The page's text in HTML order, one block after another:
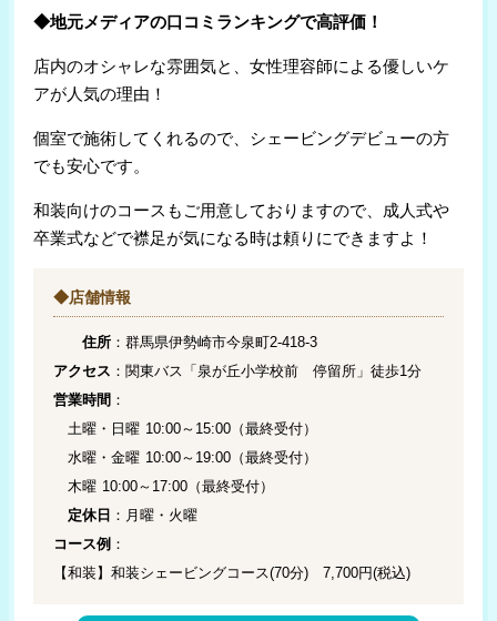
◆地元メディアの口コミランキングで高評価！
店内のオシャレな雰囲気と、女性理容師による優しいケ
アが人気の理由！
個室で施術してくれるので、シェービングデビューの方
でも安心です。
和装向けのコースもご用意しておりますので、成人式や
卒業式などで襟足が気になる時は頼りにできますよ！
◆店舗情報
住所 ：群馬県伊勢崎市今泉町2-418-3
アクセス ：関東バス「泉が丘小学校前 停留所」徒歩1分
営業時間 ：
土曜・日曜 10:00～15:00（最終受付）
水曜・金曜 10:00～19:00（最終受付）
木曜 10:00～17:00（最終受付）
定休日 ：月曜・火曜
コース例 ：
【和装】和装シェービングコース(70分) 7,700円(税込)